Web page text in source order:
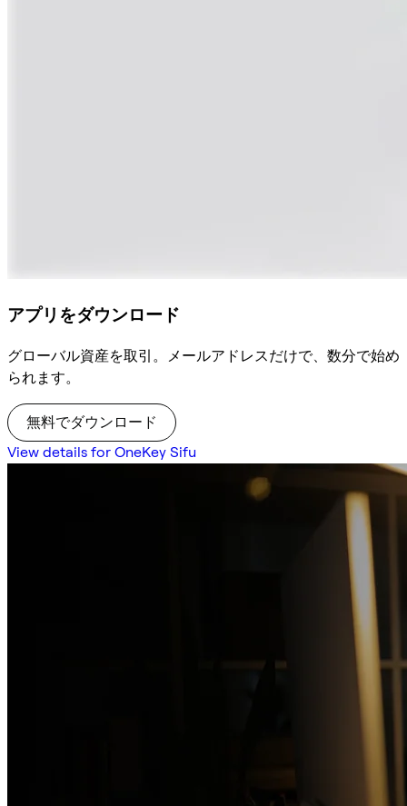
アプリをダウンロード
グローバル資産を取引。メールアドレスだけで、数分で始め
られます。
無料でダウンロード
View details for OneKey Sifu